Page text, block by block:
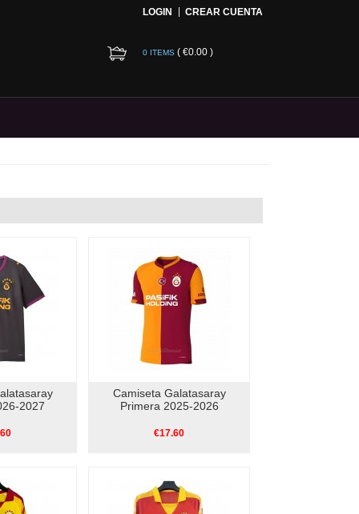
LOGIN CREAR CUENTA
0 ITEMS ( €0.00 )
2027
Camiseta Galatasaray
Primera 2025-2026
€17.60